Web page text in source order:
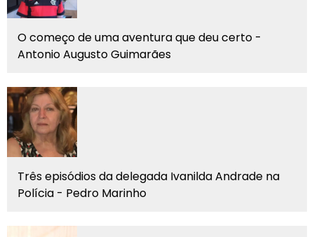
O começo de uma aventura que deu certo -
Antonio Augusto Guimarães
Três episódios da delegada Ivanilda Andrade na
Polícia - Pedro Marinho